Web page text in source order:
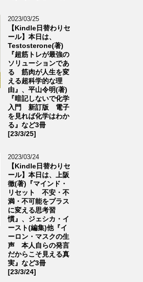
2023/03/25
【Kindle日替わりセ
ール】本日は、
Testosterone(著)
『超筋トレが最強の
ソリューションであ
る 筋肉が人生を変
える超科学的な理
由』、平山令明(著)
『暗記しないで化学
入門 新訂版 電子
を見れば化学はわか
る』など3冊
[23/3/25]
2023/03/24
【Kindle日替わりセ
ール】本日は、上阪
徹(著)『マインド・
リセット 不安・不
満・不可能をプラス
に変える思考習
慣』、ジェシカ・イ
ースト(編集)他『イ
ーロン・マスクの生
声 本人自らの発言
だからこそ見える真
実』など3冊
[23/3/24]